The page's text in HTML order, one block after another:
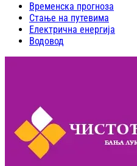
Временска прогноза
Стање на путевима
Електрична енергија
Водовод